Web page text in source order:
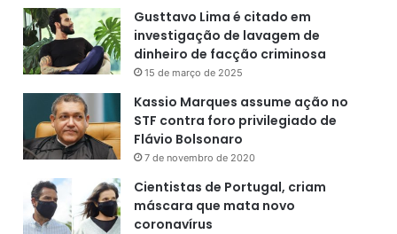
Gusttavo Lima é citado em
investigação de lavagem de
dinheiro de facção criminosa
15 de março de 2025
Kassio Marques assume ação no
STF contra foro privilegiado de
Flávio Bolsonaro
7 de novembro de 2020
Cientistas de Portugal, criam
máscara que mata novo
coronavírus